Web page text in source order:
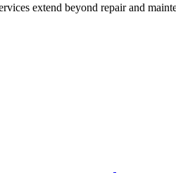
extend beyond repair and